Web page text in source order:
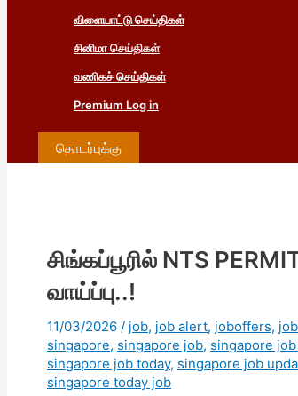
விளையாட்டு செய்திகள்
சினிமா செய்திகள்
வணிகச் செய்திகள்
Premium Log in
தொடர்புக்கு
சிங்கப்பூரில் NTS
வாய்ப்பு..!
11/03/2026 / job, job alert, joboffers,
singapore, singapore job, singapore
singapore job today, singapore job
singapore today job